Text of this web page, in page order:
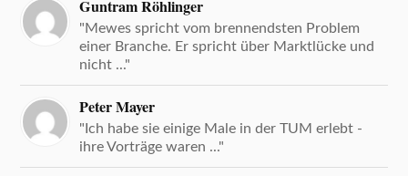
Guntram Röhlinger
"Mewes spricht vom brennendsten Problem
einer Branche. Er spricht über Marktlücke und
nicht ..."
Peter Mayer
"Ich habe sie einige Male in der TUM erlebt -
ihre Vorträge waren ..."